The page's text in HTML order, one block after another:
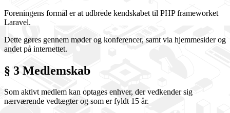
Foreningens formål er at udbrede kendskabet til PHP frameworket
Laravel.
Dette gøres gennem møder og konferencer, samt via hjemmesider og
andet på internettet.
§ 3 Medlemskab
Som aktivt medlem kan optages enhver, der vedkender sig
nærværende vedtægter og som er fyldt 15 år.